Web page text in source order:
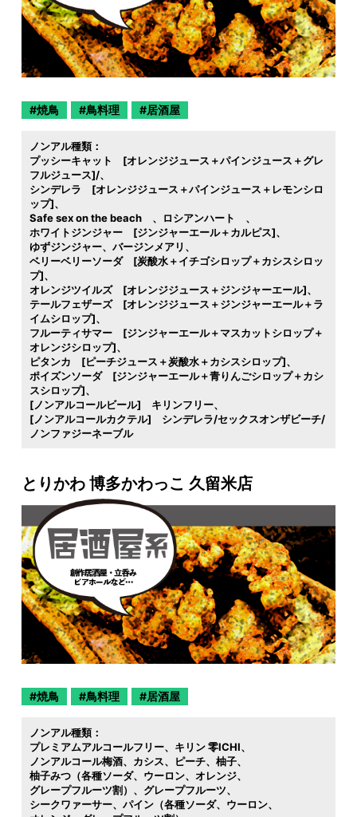
焼鳥 鳥料理 居酒屋
ノンアル種類：
プッシーキャット [オレンジジュース＋パインジュース＋グレ
フルジュース]/
シンデレラ [オレンジジュース＋パインジュース＋レモンシロ
ップ]
Safe sex on the beach
ロシアンハート
ホワイトジンジャー [ジンジャーエール＋カルピス]
ゆずジンジャー
バージンメアリ
ベリーベリーソーダ [炭酸水＋イチゴシロップ＋カシスシロッ
プ]
オレンジツイルズ [オレンジジュース＋ジンジャーエール]
テールフェザーズ [オレンジジュース＋ジンジャーエール＋ラ
イムシロップ]
フルーティサマー [ジンジャーエール＋マスカットシロップ＋
オレンジシロップ]
ピタンカ [ピーチジュース＋炭酸水＋カシスシロップ]
ポイズンソーダ [ジンジャーエール＋青りんごシロップ＋カシ
スシロップ]
[ノンアルコールビール] キリンフリー
[ノンアルコールカクテル] シンデレラ/セックスオンザビーチ/
ノンファジーネーブル
とりかわ 博多かわっこ 久留米店
焼鳥 鳥料理 居酒屋
ノンアル種類：
プレミアムアルコールフリー
キリン 零ICHI
ノンアルコール梅酒
カシス ピーチ
柚子
柚子みつ（各種ソーダ
ウーロン
オレンジ
グレープフルーツ割）
グレープフルーツ
シークワァーサー
パイン（各種ソーダ
ウーロン